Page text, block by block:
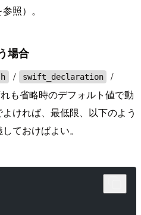
照）。
場合
/ swift_declaration /
も省略時のデフォルト値で動
ければ、最低限、以下のよう
ておけばよい。